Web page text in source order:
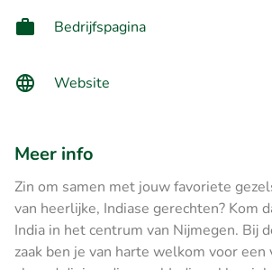
Bedrijfspagina
Website
Meer info
Zin om samen met jouw favoriete
van heerlijke, Indiase gerechten? Kom
India in het centrum van Nijmegen. Bij
zaak ben je van harte welkom voor